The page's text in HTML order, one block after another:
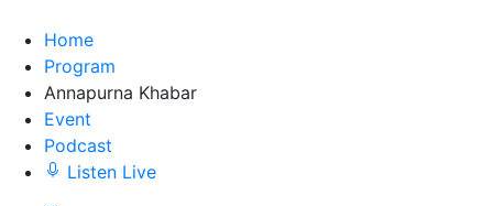
Home
Program
Annapurna Khabar
Event
Podcast
Listen Live